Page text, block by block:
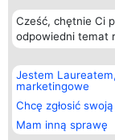
Cześć, chętnie Ci
odpowiedni temat
Jestem
marketingowe
Chcę zgłosić
Mam inną sprawę
Organizator
Bright Side Solutions sp. z
o. sp. k.
ul. Ruska 22
Wrocław 50-079
KRS 0000749100 | Regon
381313360 | NIP